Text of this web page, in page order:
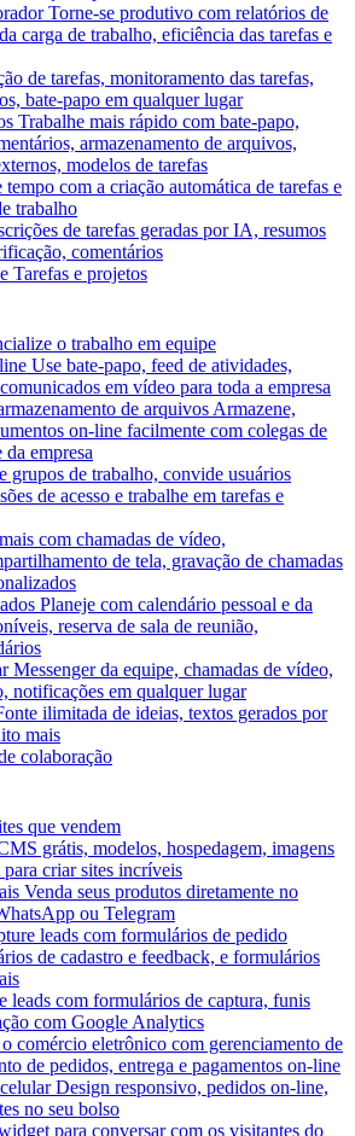
Torne-se produtivo com relatórios de
carga de trabalho, eficiência das tarefas e
de tarefas, monitoramento das tarefas,
bate-papo em qualquer lugar
Trabalhe mais rápido com bate-papo,
armazenamento de arquivos,
modelos de tarefas
com a criação automática de tarefas e
trabalho
de tarefas geradas por IA, resumos
comentários
Tarefas e projetos
o trabalho em equipe
Use bate-papo, feed de atividades,
em vídeo para toda a empresa
de arquivos Armazene,
on-line facilmente com colegas de
empresa
grupos de trabalho, convide usuários
de acesso e trabalhe em tarefas e
com chamadas de vídeo,
de tela, gravação de chamadas
Planeje com calendário pessoal e da
reserva de sala de reunião,
Messenger da equipe, chamadas de vídeo,
notificações em qualquer lugar
ilimitada de ideias, textos gerados por
mais
colaboração
que vendem
grátis, modelos, hospedagem, imagens
criar sites incríveis
Venda seus produtos diretamente no
ou Telegram
leads com formulários de pedido
de cadastro e feedback, e formulários
leads com formulários de captura, funis
com Google Analytics
comércio eletrônico com gerenciamento de
de pedidos, entrega e pagamentos on-line
Design responsivo, pedidos on-line,
no seu bolso
para conversar com os visitantes do